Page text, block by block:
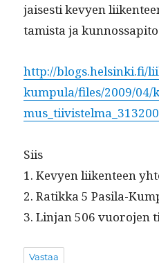
jais­es­ti kevyen
tamista ja
http://blogs.helsinki.fi/
kumpula/files/2009/
Siis
1. Kevyen liiken­teen
2. Ratik­ka 5 Pasila-
3. Lin­jan 506 vuoro­jen
Vastaa